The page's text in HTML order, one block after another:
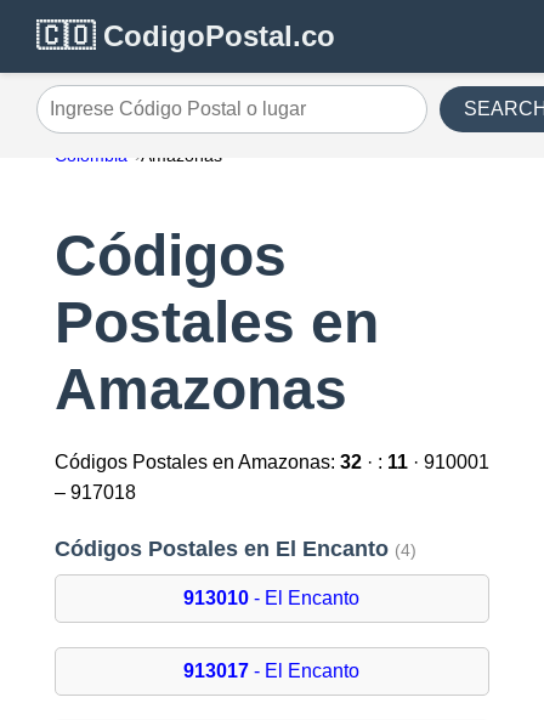
🇨🇴 CodigoPostal.co
Ingrese Código Postal o lugar
Colombia Amazonas
Códigos
Postales en
Amazonas
Códigos Postales en Amazonas: 32· : 11· 910001
– 917018
Códigos Postales en El Encanto (4)
913010 - El Encanto
913017 - El Encanto